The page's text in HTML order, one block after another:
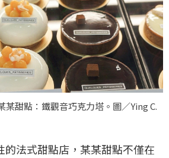
甜點：鐵觀音巧克力塔。圖／Ying C.
的法式甜點店，某某甜點不僅在